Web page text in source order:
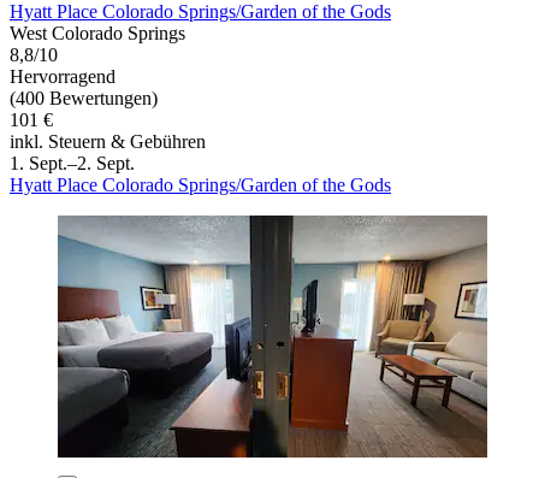
Hyatt Place Colorado Springs/Garden of the Gods
West Colorado Springs
8,8/10
Hervorragend
(400 Bewertungen)
101 €
inkl. Steuern & Gebühren
1. Sept.–2. Sept.
Hyatt Place Colorado Springs/Garden of the Gods